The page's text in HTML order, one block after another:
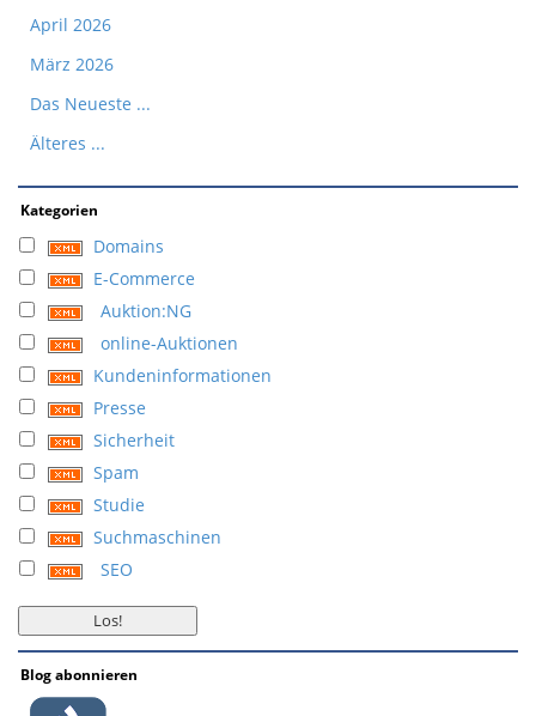
April 2026
März 2026
Das Neueste ...
Älteres ...
Kategorien
Domains
E-Commerce
Auktion:NG
online-Auktionen
Kundeninformationen
Presse
Sicherheit
Spam
Studie
Suchmaschinen
SEO
Blog abonnieren